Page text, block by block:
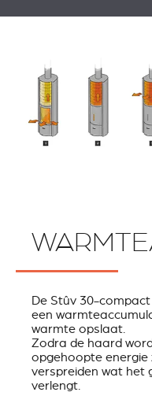
De Stûv 30-
een
warmte opslaat.
Zodra de haard
opgehoopte energie
verspreiden wat het
verlengt.